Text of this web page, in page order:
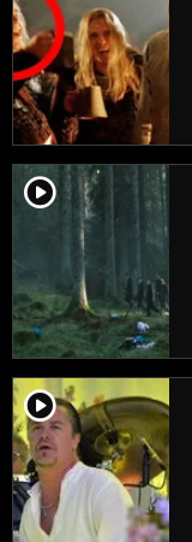
player2
player2